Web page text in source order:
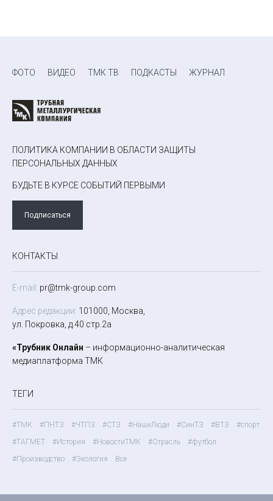
ФОТО ВИДЕО ТМК ТВ ПОДКАСТЫ ЖУРНАЛ
ПОЛИТИКА КОМПАНИИ В ОБЛАСТИ ЗАЩИТЫ
ПЕРСОНАЛЬНЫХ ДАННЫХ
БУДЬТЕ В КУРСЕ СОБЫТИЙ ПЕРВЫМИ
Подписаться
КОНТАКТЫ
E-mail: pr@tmk-group.com
Адрес редакции: 101000, Москва,
ул. Покровка, д.40 стр.2а
«Трубник Онлайн – информационно-аналитическая
медиаплатформа ТМК
ТЕГИ
#ТМК #ПНТЗ #ЧТПЗ #СТЗ #НашиЛюди #СинТЗ #ВТЗ
#спорт
#ТАГМЕТ
#История #НовостиТМК #Отрасль
#футбол
#Производство
#Экология Все